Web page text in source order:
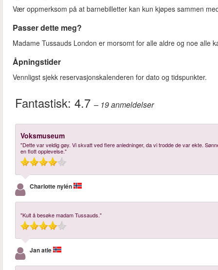
Vær oppmerksom på at barnebilletter kan kun kjøpes sammen
Passer dette meg?
Madame Tussauds London er morsomt for alle aldre og noe alle
Åpningstider
Vennligst sjekk reservasjonskalenderen for dato og tidspunkter.
Fantastisk: 4.7 – 19anmeldelser
Voksmuseum
"Dette var veldig gøy. Vi skvatt ved flere anledninger, da vi trodde de var ekte.
en flott opplevelse."
Charlotte nylén
"Kult å besøke madam Tussauds."
Jan atle